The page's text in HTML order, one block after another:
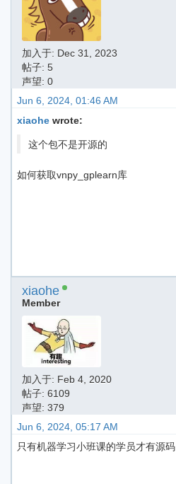
加入于: Dec 31, 2023
帖子: 5
声望: 0
Jun 6, 2024, 01:46 AM
xiaohe wrote:
这个包不是开源的
如何获取vnpy_gplearn库
xiaohe
Member
加入于: Feb 4, 2020
帖子: 6109
声望: 379
Jun 6, 2024, 05:17 AM
只有机器学习小班课的学员才有源码